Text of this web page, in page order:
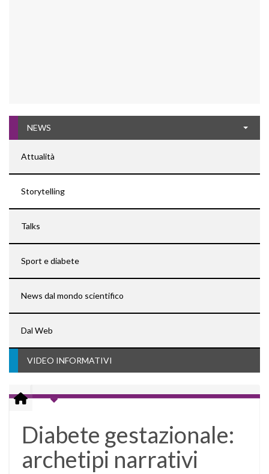
NEWS
Attualità
Storytelling
Talks
Sport e diabete
News dal mondo scientifico
Dal Web
VIDEO INFORMATIVI
Diabete gestazionale:
archetipi narrativi